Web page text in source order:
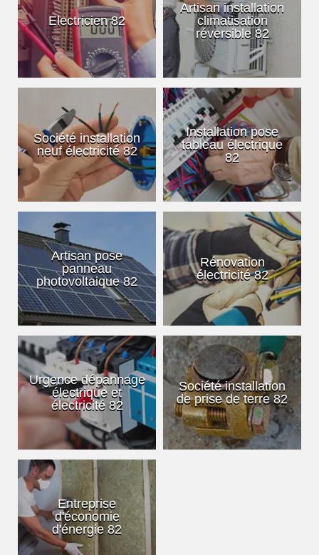
Electricien 82
Artisan installation
climatisation
réversible 82
Société installation
neuf électricité 82
Installation pose
tableau électrique
82
Artisan pose
panneau
photovoltaique 82
Rénovation
électricité 82
Urgence dépannage
électrique et
électricité 82
Société installation
de prise de terre 82
Entreprise
d'économie
d'énergie 82